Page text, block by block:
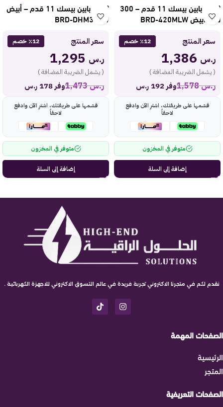
ثلاجة بابين بيسك 11 قدم – 300
لتر – أبيض BRD-420MLW
سعر المنتج ٪12 خصم
ر.س
( يشمل الضريبة المضافة )
ر.س1,578 وفر 192 ر.س
قسّمها على طريقتك، اشترِ الآن وادفع
لاحقاً
متوفر في المخزون
إضافة إلى السلة
ثلاجة بابين بيسك 11 قدم – أبيض
BRD-DHM320W
سعر المنتج ٪12 خصم
ر.س
( يشمل الضريبة المضافة )
ر.س1,473 وفر 178 ر.س
قسّمها على طريقتك، اشترِ الآن وادفع
لاحقاً
متوفر في المخزون
إضافة إلى السلة
نقدم لكم في متجرنا الاكتروني تجربة فريدة في عالم التسوق الاكتروني للاجهزة الكهربائية .
الصفحات المهمة
الرئيسية
المتجر
الصفحات التعريفية